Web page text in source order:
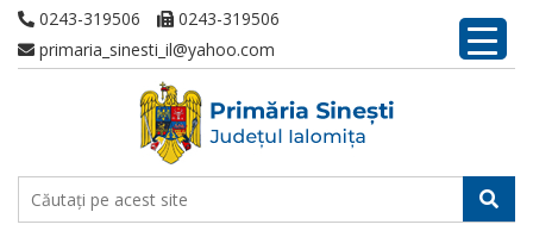
0243-319506
0243-319506
primaria_sinesti_il@yahoo.com